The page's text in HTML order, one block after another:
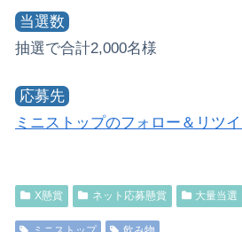
当選数
抽選で合計2,000名様
応募先
ミニストップのフォロー＆リツ
X懸賞 ネット応募懸賞 大量当選